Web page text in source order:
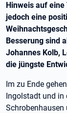
Hinweis auf
jedoch eine
Besserung sind
Johannes Kolb,
die jüngste
Im zu Ende
Ingolstadt und in